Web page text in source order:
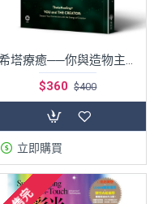
希塔療癒──你與造物主：加深你與造物能量的連結
$360 $400
立即購買